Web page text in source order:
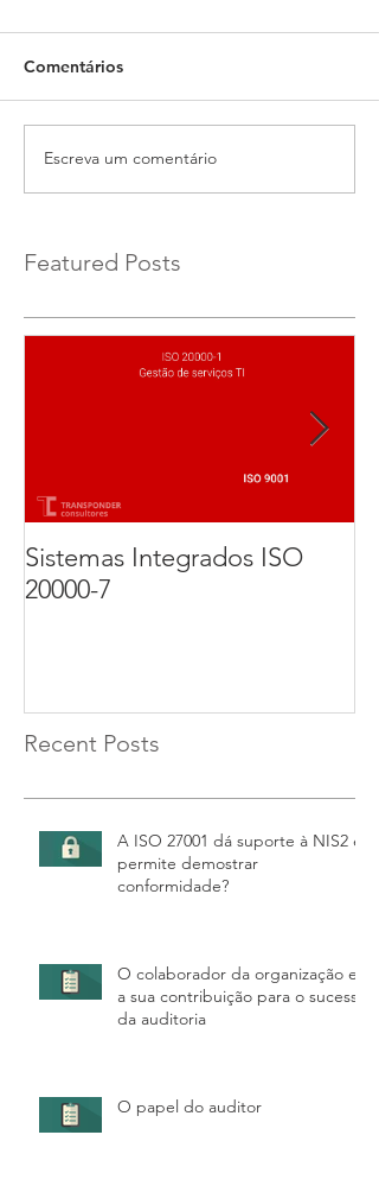
Comentários
Escreva um comentário
Featured Posts
Sistemas Integrados ISO
20000-7
Recent Posts
A ISO 27001 dá suporte à NIS2 e
permite demostrar
conformidade?
O colaborador da organização e
a sua contribuição para o sucesso
da auditoria
O papel do auditor